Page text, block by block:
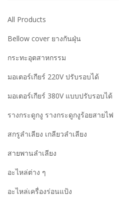
All Products
Bellow cover ยางกันฝุ่น
กระทะอุตสาหกรรม
มอเตอร์เกียร์ 220V ปรับรอบได้
มอเตอร์เกียร์ 380V แบบปรับรอบได้
รางกระดูกงู รางกระดูกงูร้อยสายไฟ
สกรูลำเลียง เกลียวลำเลียง
สายพานลำเลียง
อะไหล่ต่าง ๆ
อะไหล่เครื่องร่อนแป้ง